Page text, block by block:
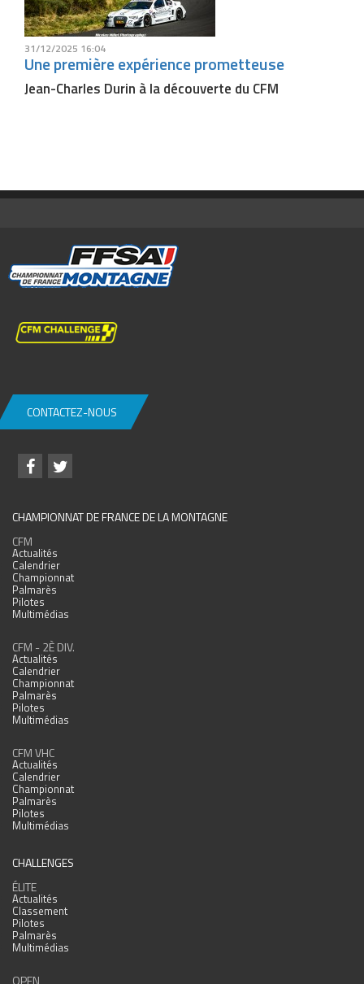
31/12/2025 16:04
Une première expérience prometteuse
Jean-Charles Durin à la découverte du CFM
CONTACTEZ-NOUS
CHAMPIONNAT DE FRANCE DE LA MONTAGNE
CFM
Actualités
Calendrier
Championnat
Palmarès
Pilotes
Multimédias
CFM - 2È DIV.
Actualités
Calendrier
Championnat
Palmarès
Pilotes
Multimédias
CFM VHC
Actualités
Calendrier
Championnat
Palmarès
Pilotes
Multimédias
CHALLENGES
ÉLITE
Actualités
Classement
Pilotes
Palmarès
Multimédias
OPEN